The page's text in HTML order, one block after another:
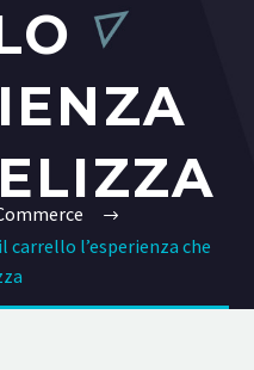
carrello l’esperienza che